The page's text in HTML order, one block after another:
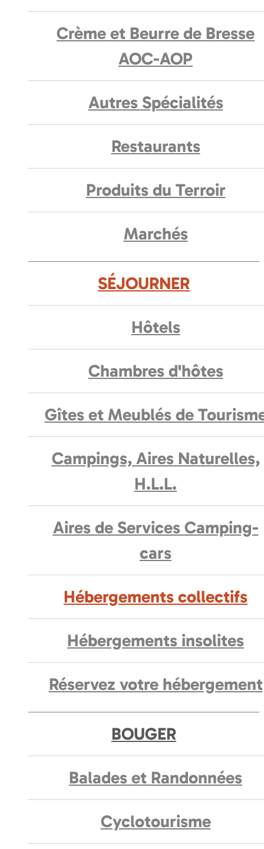
Crème et Beurre de Bresse
AOC-AOP
Autres Spécialités
Restaurants
Produits du Terroir
Marchés
SÉJOURNER
Hôtels
Chambres d'hôtes
Gîtes et Meublés de
Campings, Aires Naturelles,
H.L.L.
Aires de Services Camping-
cars
Hébergements collectifs
Hébergements insolites
Réservez votre hébergement
BOUGER
Balades et Randonnées
Cyclotourisme